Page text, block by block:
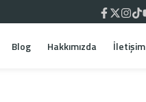
Blog Hakkımızda İletişim